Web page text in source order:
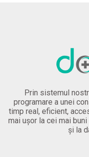
Prin sistemul
programare a unei
timp real, eficient,
mai ușor la cei mai
și la